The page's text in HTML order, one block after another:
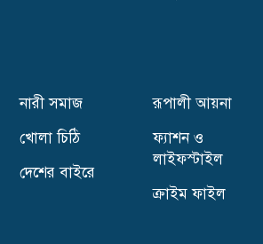
ইলিয়াসপত্নী লুনার সঙ্গে লড়তে চান যারা
নারী সমাজ
খোলা চিঠি
দেশের বাইরে
রূপালী আয়না
ফ্যাশন ও
লাইফস্টাইল
ক্রাইম ফাইল